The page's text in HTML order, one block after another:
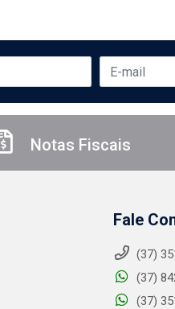
Notas Fiscais
Fale
(37)
(37)
(37)